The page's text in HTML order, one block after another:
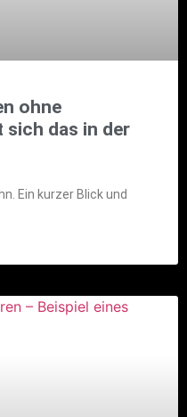
ohne
das in der
Ein kurzer Blick und